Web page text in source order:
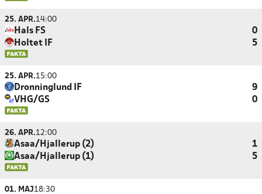
25. APR.14:00
Hals FS
0
Holtet IF
5
25. APR.15:00
Dronninglund IF
9
VHG/GS
0
26. APR.12:00
Asaa/Hjallerup (2)
1
Asaa/Hjallerup (1)
5
01. MAJ18:30